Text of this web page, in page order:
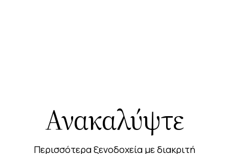
Ανακαλύψτε
Περισσότερα ξενοδοχεία με διακριτή